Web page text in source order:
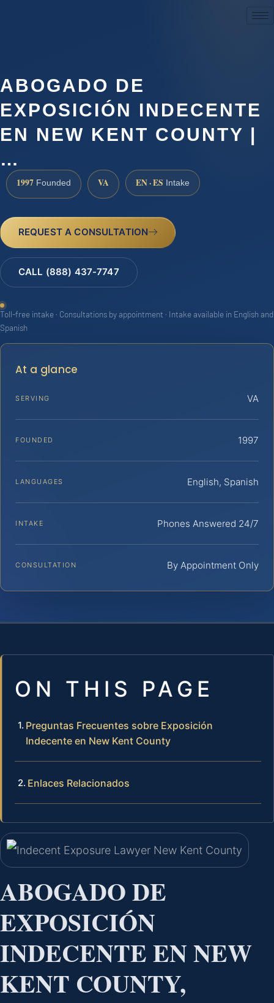
ABOGADO DE
EXPOSICIÓN INDECENTE
EN NEW KENT COUNTY |
…
1997 Founded VA EN · ES Intake
REQUEST A CONSULTATION
CALL (888) 437-7747
Toll-free intake · Consultations by appointment · Intake available in English and
Spanish
At a glance
SERVING VA
FOUNDED 1997
LANGUAGES English, Spanish
INTAKE Phones Answered 24/7
CONSULTATION By Appointment Only
ON THIS PAGE
Preguntas Frecuentes sobre Exposición
Indecente en New Kent County
Enlaces Relacionados
ABOGADO DE
EXPOSICIÓN
INDECENTE EN NEW
KENT COUNTY,